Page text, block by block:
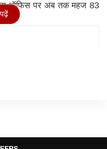
ऑफिस पर अब तक महज 83